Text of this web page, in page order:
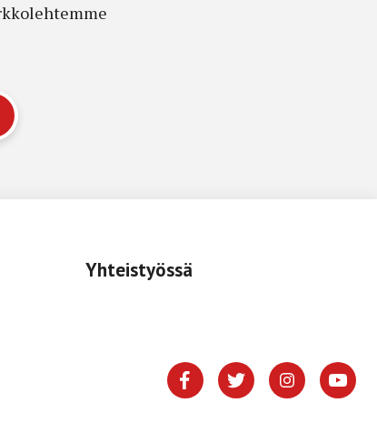
Yhteistyössä